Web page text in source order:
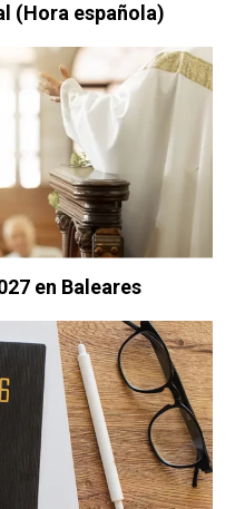
(Hora española)
en Baleares